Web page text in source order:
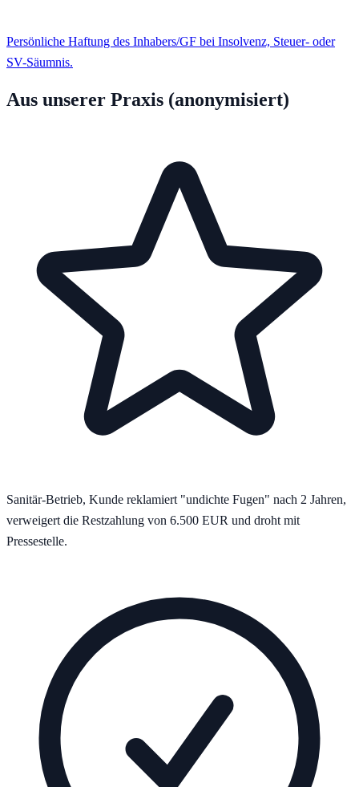
Persönliche Haftung des Inhabers/GF bei Insolvenz, Steuer- oder
SV-Säumnis.
Aus unserer Praxis (anonymisiert)
Sanitär-Betrieb, Kunde reklamiert "undichte Fugen" nach 2 Jahren,
verweigert die Restzahlung von 6.500 EUR und droht mit
Pressestelle.